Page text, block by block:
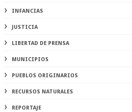
INFANCIAS
JUSTICIA
LIBERTAD DE PRENSA
MUNICIPIOS
PUEBLOS ORIGINARIOS
RECURSOS NATURALES
REPORTAJE